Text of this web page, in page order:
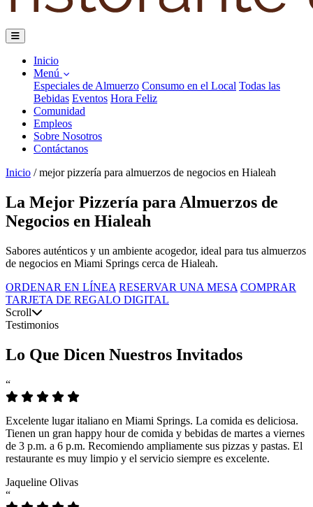
Inicio
Menú
Especiales de Almuerzo Consumo en el Local Todas las
Bebidas Eventos Hora Feliz
Comunidad
Empleos
Sobre Nosotros
Contáctanos
Inicio / mejor pizzería para almuerzos de negocios en Hialeah
La Mejor Pizzería para Almuerzos de
Negocios en Hialeah
Sabores auténticos y un ambiente acogedor, ideal para tus almuerzos
de negocios en Miami Springs cerca de Hialeah.
ORDENAR EN LÍNEA RESERVAR UNA MESA COMPRAR
TARJETA DE REGALO DIGITAL
Scroll
Testimonios
Lo Que Dicen Nuestros Invitados
“
Excelente lugar italiano en Miami Springs. La comida es deliciosa.
Tienen un gran happy hour de comida y bebidas de martes a viernes
de 3 p.m. a 6 p.m. Recomiendo ampliamente sus pizzas y pastas. El
restaurante es muy limpio y el servicio siempre es excelente.
Jaqueline Olivas
“